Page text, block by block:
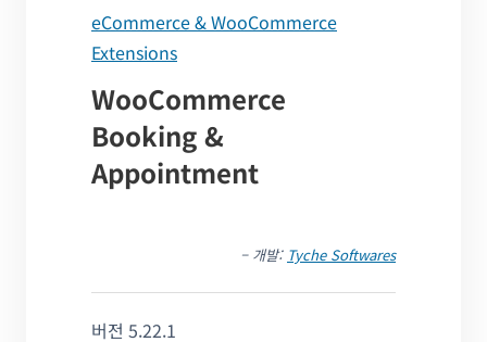
eCommerce & WooCommerce
Extensions
WooCommerce
Booking &
Appointment
– 개발: Tyche Softwares
버전 5.22.1